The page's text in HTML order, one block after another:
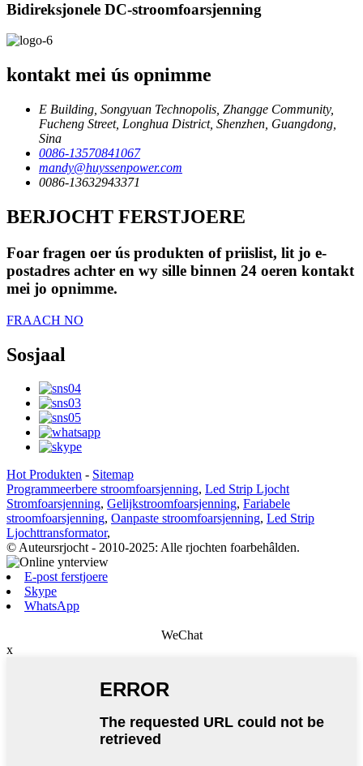
Bidireksjonele DC-stroomfoarsjenning
kontakt mei ús opnimme
E Building, Songyuan Technopolis, Zhangge Community,
Fucheng Street, Longhua District, Shenzhen, Guangdong,
Sina
0086-13570841067
mandy@huyssenpower.com
0086-13632943371
BERJOCHT FERSTJOERE
Foar fragen oer ús produkten of priislist, lit jo e-
postadres achter en wy sille binnen 24 oeren kontakt
mei jo opnimme.
FRAACH NO
Sosjaal
Hot Produkten - Sitemap
Programmeerbere stroomfoarsjenning, Led Strip Ljocht
Stromfoarsjenning, Gelijkstroomfoarsjenning, Fariabele
stroomfoarsjenning, Oanpaste stroomfoarsjenning, Led Strip
Ljochttransformator,
© Auteursrjocht - 2010-2025: Alle rjochten foarbehâlden.
E-post ferstjoere
Skype
WhatsApp
WeChat
x